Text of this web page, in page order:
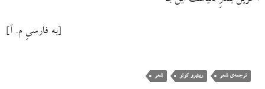
[به فارسیِ م. آ]
ترجمه‌ی شعر ریبئیرو کوتو شعر